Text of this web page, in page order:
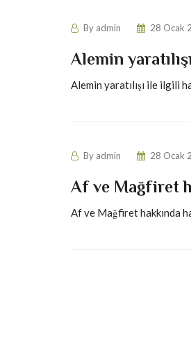
By admin 28 Ocak
Alemin
Alemin yaratılışı ile ilgili
By admin 28 Ocak
Af ve Mağfiret
Af ve Mağfiret hakkında